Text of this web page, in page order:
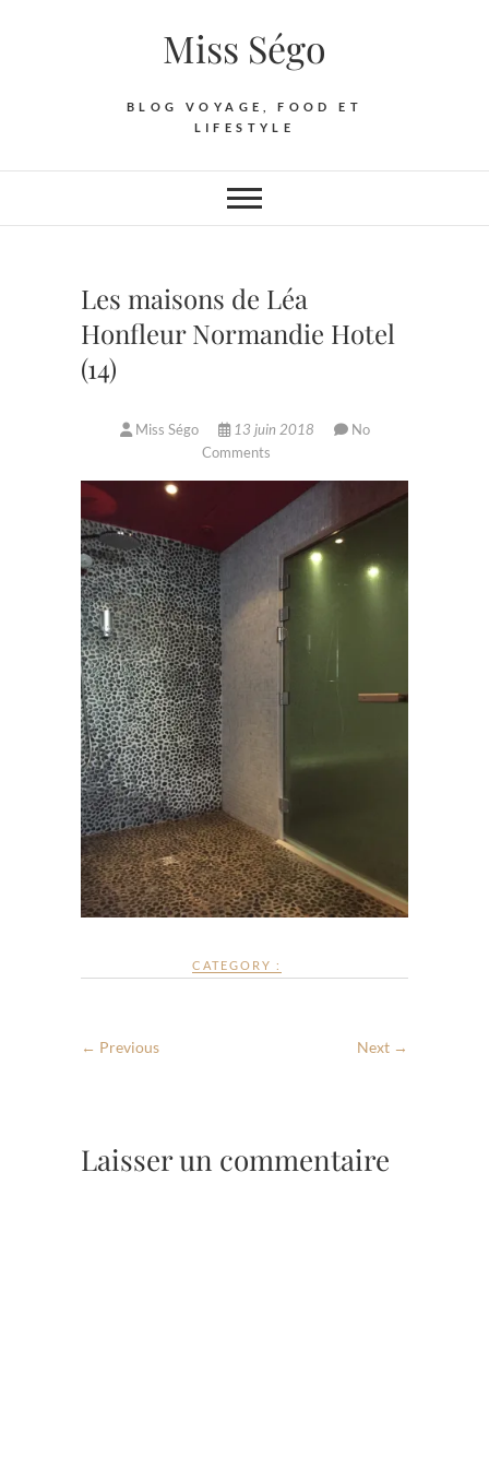
Miss Ségo
BLOG VOYAGE, FOOD ET
LIFESTYLE
Les maisons de Léa
Honfleur Normandie Hotel
(14)
Miss Ségo 13 juin 2018
No
Comments
CATEGORY :
← Previous Next →
Laisser un commentaire